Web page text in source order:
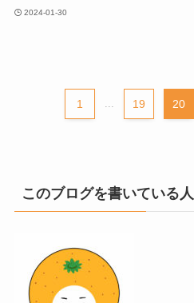
2024-01-30
1 19 20
このブログを書いている人